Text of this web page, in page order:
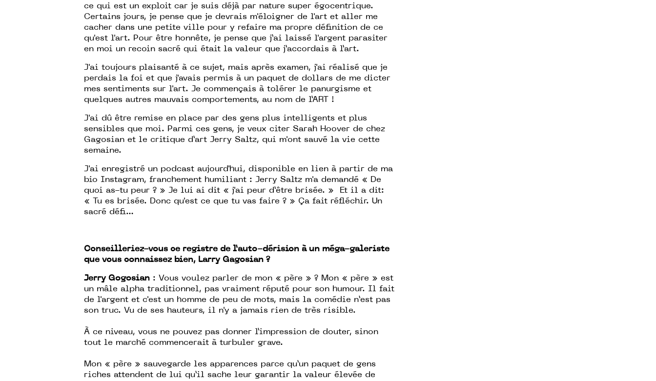
ce qui est un exploit car je suis déjà par nature super égocentrique.
Certains jours, je pense que je devrais m'éloigner de l'art et aller me
cacher dans une petite ville pour y refaire ma propre définition de ce
qu'est l'art. Pour être honnête, je pense que j’ai laissé l'argent parasiter
en moi un recoin sacré qui était la valeur que j’accordais à l’art.
J'ai toujours plaisanté à ce sujet, mais après examen, j'ai réalisé que je
perdais la foi et que j'avais permis à un paquet de dollars de me dicter
mes sentiments sur l'art. Je commençais à tolérer le panurgisme et
quelques autres mauvais comportements, au nom de l’ART !
J'ai dû être remise en place par des gens plus intelligents et plus
sensibles que moi. Parmi ces gens, je veux citer Sarah Hoover de chez
Gagosian et le critique d’art Jerry Saltz, qui m'ont sauvé la vie cette
semaine.
J'ai enregistré un podcast aujourd'hui, disponible en lien à partir de ma
bio Instagram, franchement humiliant : Jerry Saltz m'a demandé « De
quoi as-tu peur ? » Je lui ai dit « j'ai peur d’être brisée. » Et il a dit:
« Tu es brisée. Donc qu'est ce que tu vas faire ? » Ça fait réfléchir. Un
sacré défi…
Conseilleriez-vous ce registre de l’auto-dérision à un méga-galeriste
que vous connaissez bien, Larry Gagosian ?
Jerry Gogosian : Vous voulez parler de mon « père » ? Mon « père » est
un mâle alpha traditionnel, pas vraiment réputé pour son humour. Il fait
de l'argent et c'est un homme de peu de mots, mais la comédie n’est pas
son truc. Vu de ses hauteurs, il n'y a jamais rien de très risible.
À ce niveau, vous ne pouvez pas donner l’impression de douter, sinon
tout le marché commencerait à turbuler grave.
Mon « père » sauvegarde les apparences parce qu’un paquet de gens
riches attendent de lui qu’il sache leur garantir la valeur élevée de